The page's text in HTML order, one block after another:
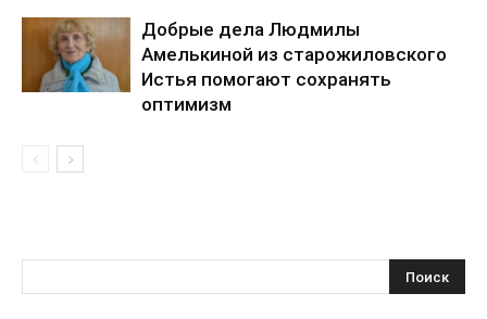
Добрые дела Людмилы
Амелькиной из старожиловского
Истья помогают сохранять
оптимизм